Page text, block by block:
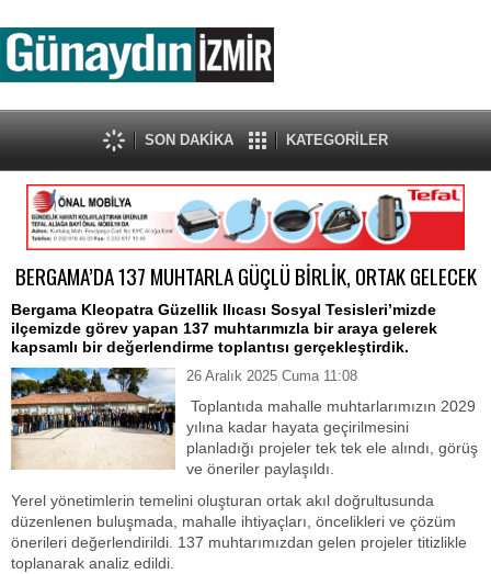
SON DAKİKA KATEGORİLER
BERGAMA’DA 137 MUHTARLA GÜÇLÜ BİRLİK, ORTAK GELECEK
Bergama Kleopatra Güzellik Ilıcası Sosyal Tesisleri’mizde
ilçemizde görev yapan 137 muhtarımızla bir araya gelerek
kapsamlı bir değerlendirme toplantısı gerçekleştirdik.
26 Aralık 2025 Cuma 11:08
Toplantıda mahalle muhtarlarımızın 2029
yılına kadar hayata geçirilmesini
planladığı projeler tek tek ele alındı, görüş
ve öneriler paylaşıldı.
Yerel yönetimlerin temelini oluşturan ortak akıl doğrultusunda
düzenlenen buluşmada, mahalle ihtiyaçları, öncelikleri ve çözüm
önerileri değerlendirildi. 137 muhtarımızdan gelen projeler titizlikle
toplanarak analiz edildi.